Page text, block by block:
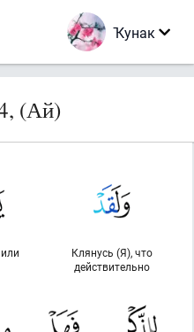
Ҡунак
(Ай)
Клянусь (Я), что
действительно